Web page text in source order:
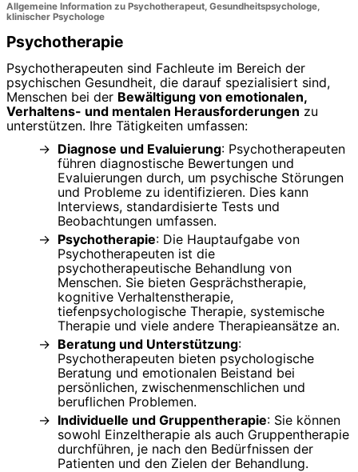
Allgemeine Information zu Psychotherapeut, Gesundheitspsychologe,
klinischer Psychologe
Psychotherapie
Psychotherapeuten sind Fachleute im Bereich der
psychischen Gesundheit, die darauf spezialisiert sind,
Menschen bei der Bewältigung von emotionalen,
Verhaltens- und mentalen Herausforderungen zu
unterstützen. Ihre Tätigkeiten umfassen:
Diagnose und Evaluierung: Psychotherapeuten
führen diagnostische Bewertungen und
Evaluierungen durch, um psychische Störungen
und Probleme zu identifizieren. Dies kann
Interviews, standardisierte Tests und
Beobachtungen umfassen.
Psychotherapie: Die Hauptaufgabe von
Psychotherapeuten ist die
psychotherapeutische Behandlung von
Menschen. Sie bieten Gesprächstherapie,
kognitive Verhaltenstherapie,
tiefenpsychologische Therapie, systemische
Therapie und viele andere Therapieansätze an.
Beratung und Unterstützung:
Psychotherapeuten bieten psychologische
Beratung und emotionalen Beistand bei
persönlichen, zwischenmenschlichen und
beruflichen Problemen.
Individuelle und Gruppentherapie: Sie können
sowohl Einzeltherapie als auch Gruppentherapie
durchführen, je nach den Bedürfnissen der
Patienten und den Zielen der Behandlung.